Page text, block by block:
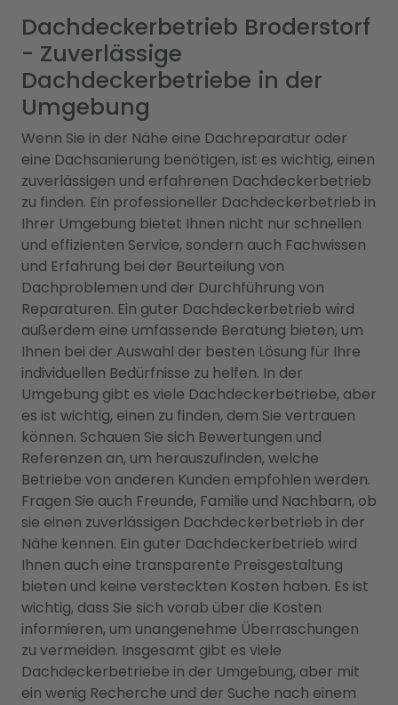
Dachdeckerbetrieb Broderstorf
- Zuverlässige
Dachdeckerbetriebe in der
Umgebung
Wenn Sie in der Nähe eine Dachreparatur oder
eine Dachsanierung benötigen, ist es wichtig, einen
zuverlässigen und erfahrenen Dachdeckerbetrieb
zu finden. Ein professioneller Dachdeckerbetrieb in
Ihrer Umgebung bietet Ihnen nicht nur schnellen
und effizienten Service, sondern auch Fachwissen
und Erfahrung bei der Beurteilung von
Dachproblemen und der Durchführung von
Reparaturen. Ein guter Dachdeckerbetrieb wird
außerdem eine umfassende Beratung bieten, um
Ihnen bei der Auswahl der besten Lösung für Ihre
individuellen Bedürfnisse zu helfen. In der
Umgebung gibt es viele Dachdeckerbetriebe, aber
es ist wichtig, einen zu finden, dem Sie vertrauen
können. Schauen Sie sich Bewertungen und
Referenzen an, um herauszufinden, welche
Betriebe von anderen Kunden empfohlen werden.
Fragen Sie auch Freunde, Familie und Nachbarn, ob
sie einen zuverlässigen Dachdeckerbetrieb in der
Nähe kennen. Ein guter Dachdeckerbetrieb wird
Ihnen auch eine transparente Preisgestaltung
bieten und keine versteckten Kosten haben. Es ist
wichtig, dass Sie sich vorab über die Kosten
informieren, um unangenehme Überraschungen
zu vermeiden. Insgesamt gibt es viele
Dachdeckerbetriebe in der Umgebung, aber mit
ein wenig Recherche und der Suche nach einem